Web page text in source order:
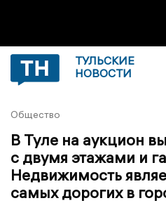
ТУЛЬСКИЕ
НОВОСТИ
Общество
В Туле на аукцион
с двумя этажами и
Недвижимость
самых дорогих в